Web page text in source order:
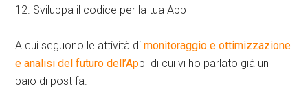
12. Sviluppa il codice per la tua App
A cui seguono le attività dimonitoraggio e ottimizzazione
e analisi del futuro dell’App di cui vi ho parlato già un
paio di post fa.